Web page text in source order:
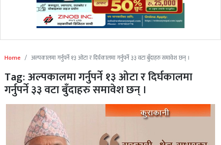
सहकारी कानुन
सम्पर्क
Home अल्पकालमा गर्नुपर्ने १३ ओटा र दिर्घकालमा गर्नुपर्ने ३३ वटा बुँदाहरु समावेश छन् ।
Tag: अल्पकालमा गर्नुपर्ने १३ ओटा र दिर्घकालमा
गर्नुपर्ने ३३ वटा बुँदाहरु समावेश छन् ।